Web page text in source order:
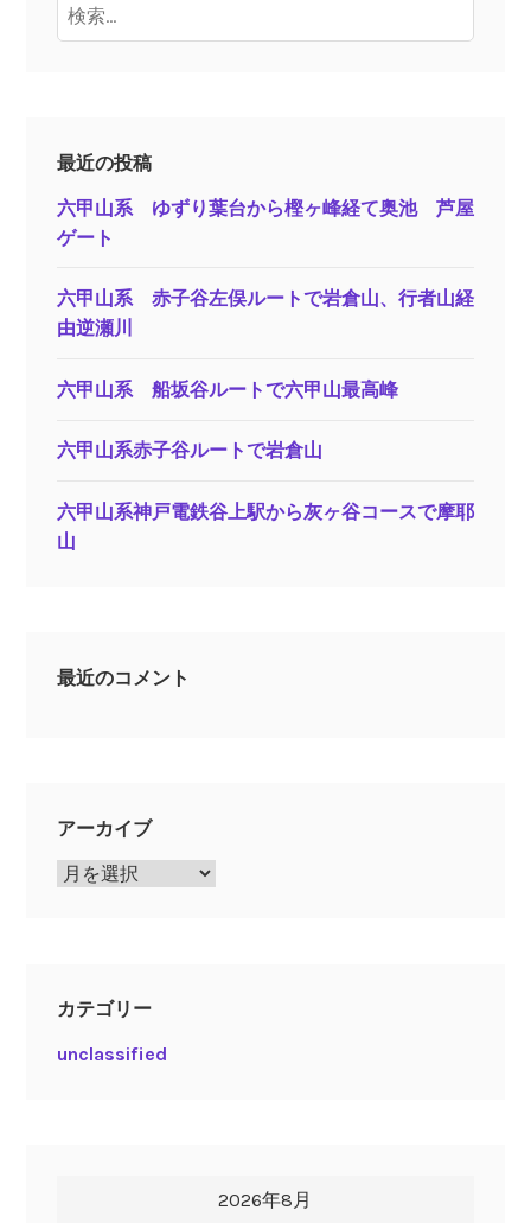
検
索:
最近の投稿
六甲山系 ゆずり葉台から樫ヶ峰経て奥池 芦屋
ゲート
六甲山系 赤子谷左俣ルートで岩倉山、行者山経
由逆瀬川
六甲山系 船坂谷ルートで六甲山最高峰
六甲山系赤子谷ルートで岩倉山
六甲山系神戸電鉄谷上駅から灰ヶ谷コースで摩耶
山
最近のコメント
アーカイブ
ア
カテゴリー
unclassified
2026年8月